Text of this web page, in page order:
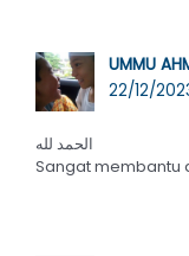
UMMU
22/12/
الحمد لله
Sangat membantu